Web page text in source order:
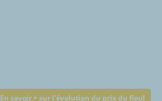
En savoir + sur l'évolution du prix du fioul